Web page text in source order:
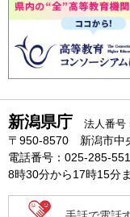
新潟県庁 法人番号
〒950-8570 新潟市中
電話番号：025-285-
8時30分から17時15分